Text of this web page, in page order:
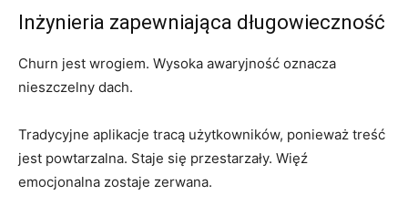
Inżynieria zapewniająca długowieczność
Churn jest wrogiem. Wysoka awaryjność oznacza
nieszczelny dach.
Tradycyjne aplikacje tracą użytkowników, ponieważ treść
jest powtarzalna. Staje się przestarzały. Więź
emocjonalna zostaje zerwana.